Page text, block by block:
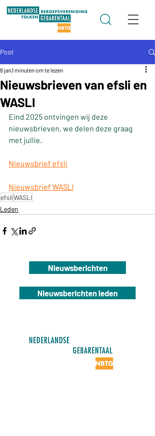
Post
Nieuwsbrieven van efsli en
WASLI
8 jan1 minuten om te lezen
Eind 2025 ontvingen wij deze
nieuwsbrieven, we delen deze graag
met jullie.
Nieuwsbrief efsli
Nieuwsbrief WASLI
efsliWASLI
Leden
Nieuwsberichten
Nieuwsberichten leden